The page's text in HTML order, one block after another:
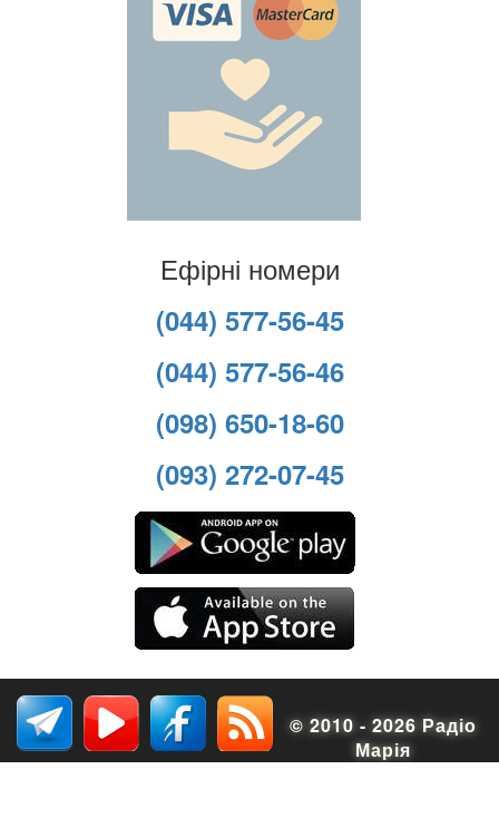
Ефірні номери
(044) 577-56-45
(044) 577-56-46
(098) 650-18-60
(093) 272-07-45
© 2010 - 2026 Радіо
Марія